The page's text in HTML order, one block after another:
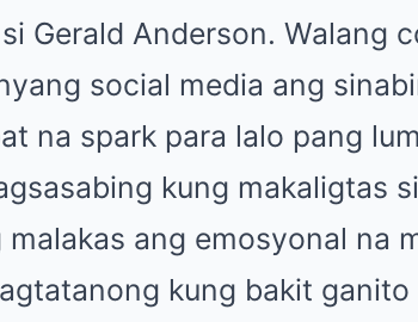
Gerald Anderson. Walang
social media ang
na spark para lalo pang
kung makaligtas
ang emosyonal na
kung bakit